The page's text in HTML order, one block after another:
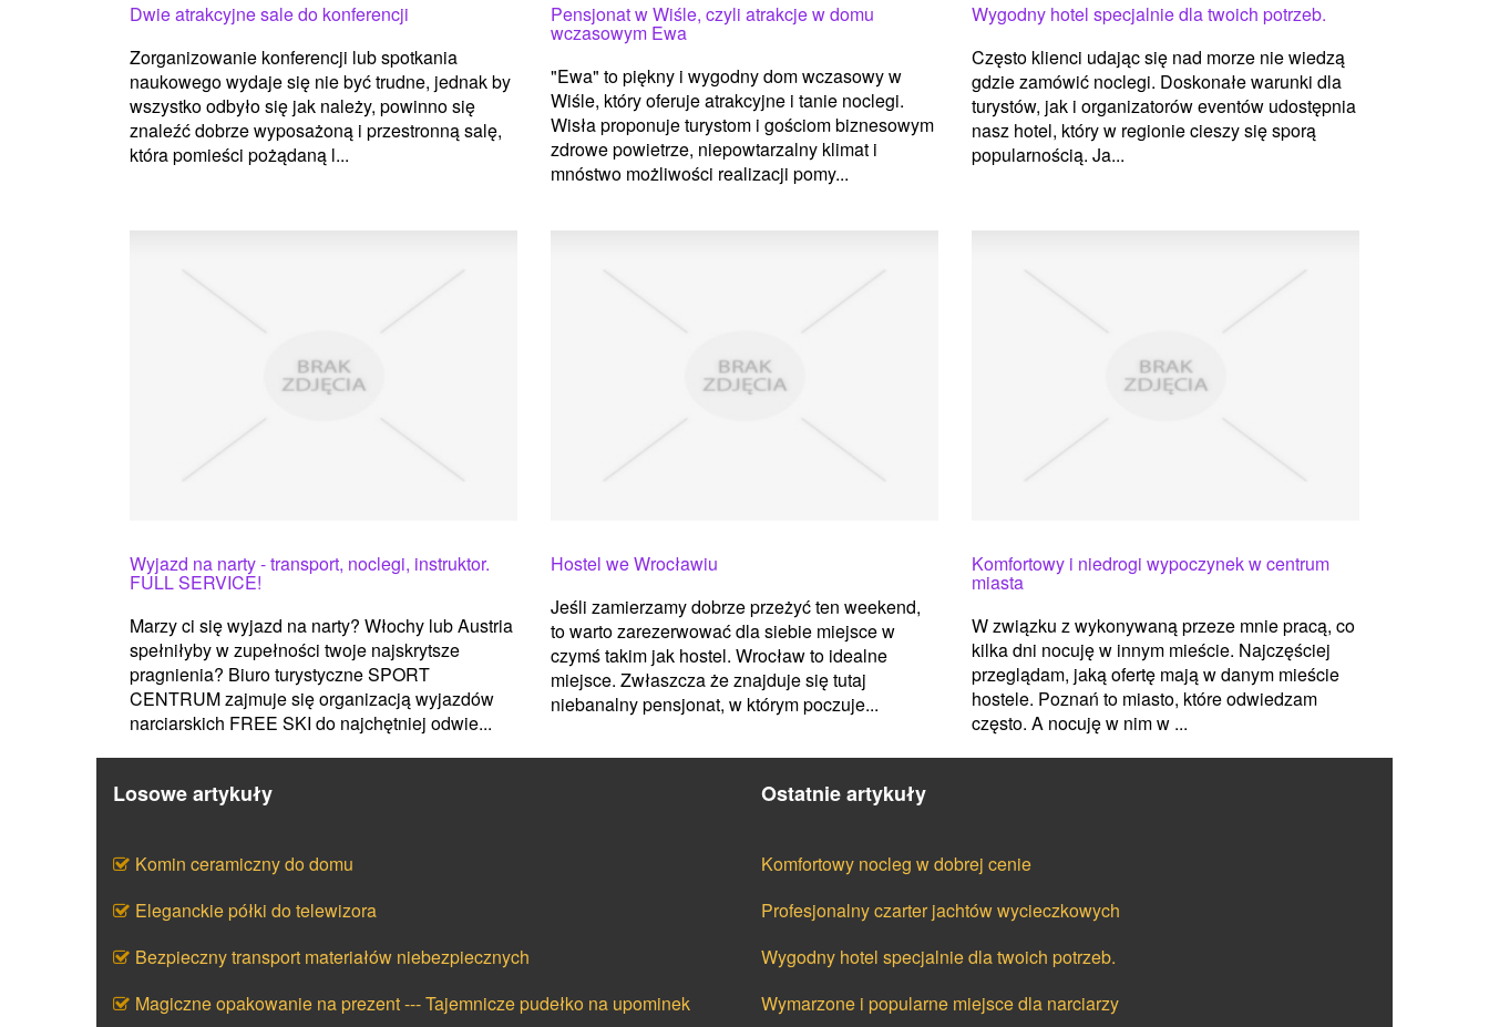
Dwie atrakcyjne sale do konferencji
Zorganizowanie konferencji lub spotkania
naukowego wydaje się nie być trudne, jednak by
wszystko odbyło się jak należy, powinno się
znaleźć dobrze wyposażoną i przestronną salę,
która pomieści pożądaną l...
Pensjonat w Wiśle, czyli atrakcje w domu
wczasowym Ewa
"Ewa" to piękny i wygodny dom wczasowy w
Wiśle, który oferuje atrakcyjne i tanie noclegi.
Wisła proponuje turystom i gościom biznesowym
zdrowe powietrze, niepowtarzalny klimat i
mnóstwo możliwości realizacji pomy...
Wygodny hotel specjalnie dla twoich potrzeb.
Często klienci udając się nad morze nie wiedzą
gdzie zamówić noclegi. Doskonałe warunki dla
turystów, jak i organizatorów eventów udostępnia
nasz hotel, który w regionie cieszy się sporą
popularnością. Ja...
Wyjazd na narty - transport, noclegi, instruktor.
FULL SERVICE!
Marzy ci się wyjazd na narty? Włochy lub Austria
spełniłyby w zupełności twoje najskrytsze
pragnienia? Biuro turystyczne SPORT
CENTRUM zajmuje się organizacją wyjazdów
narciarskich FREE SKI do najchętniej odwie...
Hostel we Wrocławiu
Jeśli zamierzamy dobrze przeżyć ten weekend,
to warto zarezerwować dla siebie miejsce w
czymś takim jak hostel. Wrocław to idealne
miejsce. Zwłaszcza że znajduje się tutaj
niebanalny pensjonat, w którym poczuje...
Komfortowy i niedrogi wypoczynek w centrum
miasta
W związku z wykonywaną przeze mnie pracą, co
kilka dni nocuję w innym mieście. Najczęściej
przeglądam, jaką ofertę mają w danym mieście
hostele. Poznań to miasto, które odwiedzam
często. A nocuję w nim w ...
Losowe artykuły
Komin ceramiczny do domu
Eleganckie półki do telewizora
Bezpieczny transport materiałów niebezpiecznych
Magiczne opakowanie na prezent --- Tajemnicze pudełko na upominek
Ostatnie artykuły
Komfortowy nocleg w dobrej cenie
Profesjonalny czarter jachtów wycieczkowych
Wygodny hotel specjalnie dla twoich potrzeb.
Wymarzone i popularne miejsce dla narciarzy